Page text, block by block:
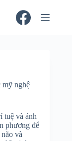
mỹ nghệ
tuệ và ánh
phương để
và